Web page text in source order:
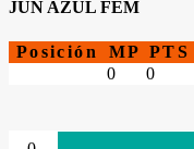
JUN AZUL FEM
Posición MP PTS
0
0